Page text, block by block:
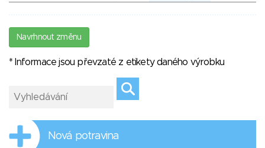
Navrhnout změnu
* Informace jsou převzaté z etikety daného výrobku
Nová potravina